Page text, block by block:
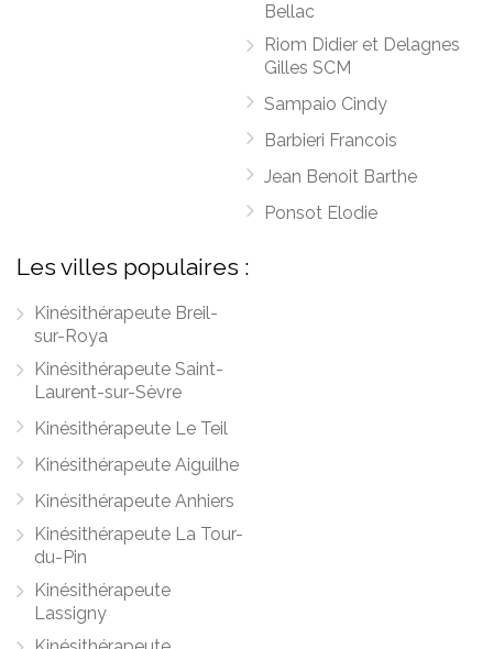
Bellac
Riom Didier et Delagnes
Gilles SCM
Sampaio Cindy
Barbieri Francois
Jean Benoit Barthe
Ponsot Elodie
Les villes populaires :
Kinésithérapeute Breil-
sur-Roya
Kinésithérapeute Saint-
Laurent-sur-Sèvre
Kinésithérapeute Le Teil
Kinésithérapeute Aiguilhe
Kinésithérapeute Anhiers
Kinésithérapeute La Tour-
du-Pin
Kinésithérapeute
Lassigny